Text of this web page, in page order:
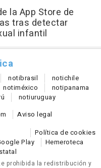
la App Store de
tras detectar
infantil
notibrasil notichile
notiméxico notipanama
notiuruguay
Aviso legal
Política de cookies
Play
Hemeroteca
prohibida la redistribución y